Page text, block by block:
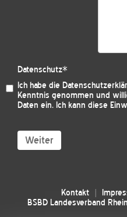
Datenschutz*
Ich habe die
Kenntnis genommen und
Daten ein. Ich kann diese
Weiter
Kontakt
BSBD Landesverband